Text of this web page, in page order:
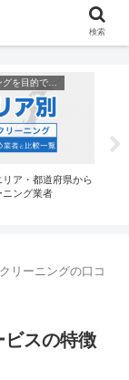
宅配クリーニングを目的で探す
リア・都道府県から
ニング業者
リーニングの口コ
ビスの特徴
検索